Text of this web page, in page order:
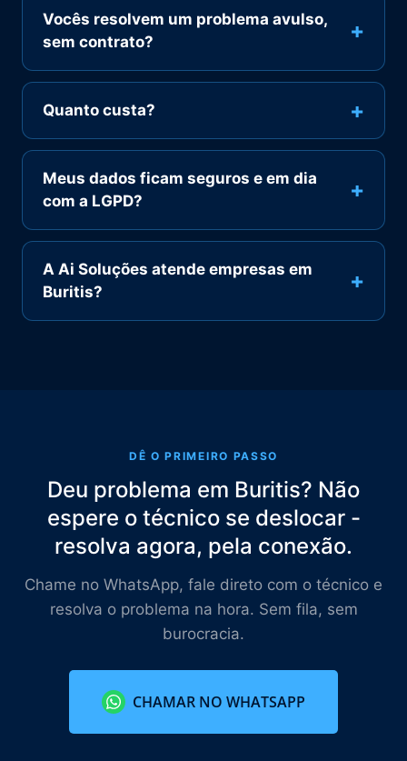
Vocês resolvem um problema avulso,
sem contrato?
+
Quanto custa? +
Meus dados ficam seguros e em dia
com a LGPD?
+
A Ai Soluções atende empresas em
Buritis?
+
DÊ O PRIMEIRO PASSO
Deu problema em Buritis? Não
espere o técnico se deslocar -
resolva agora, pela conexão.
Chame no WhatsApp, fale direto com o técnico e
resolva o problema na hora. Sem fila, sem
burocracia.
CHAMAR NO WHATSAPP